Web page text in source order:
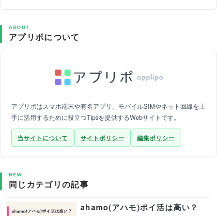
ABOUT
アプリポについて
アプリポはスマホ端末や有名アプリ、モバイルSIMやネット回線を上
手に活用するために役立つTipsを提供するWebサイトです。
当サイトについて サイトポリシー 編集ポリシー
NEW
同じカテゴリの記事
ahamo(アハモ)ポイ活は高い？